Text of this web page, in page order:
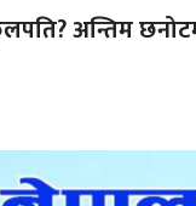
अन्तिम